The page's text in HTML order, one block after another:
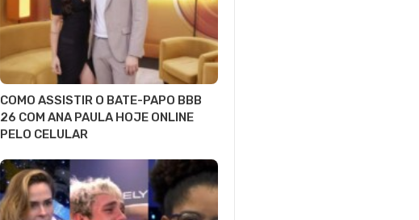
COMO ASSISTIR O BATE-PAPO BBB
26 COM ANA PAULA HOJE ONLINE
PELO CELULAR